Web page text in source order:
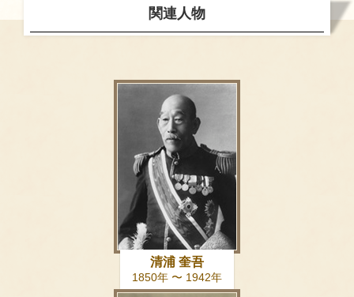
関連人物
清浦 奎吾
1850年 〜 1942年